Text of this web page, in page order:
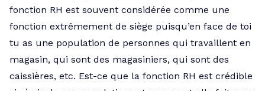
fonction RH est souvent considérée comme une
fonction extrêmement de siège puisqu’en face de toi
tu as une population de personnes qui travaillent en
magasin, qui sont des magasiniers, qui sont des
caissières, etc. Est-ce que la fonction RH est crédible